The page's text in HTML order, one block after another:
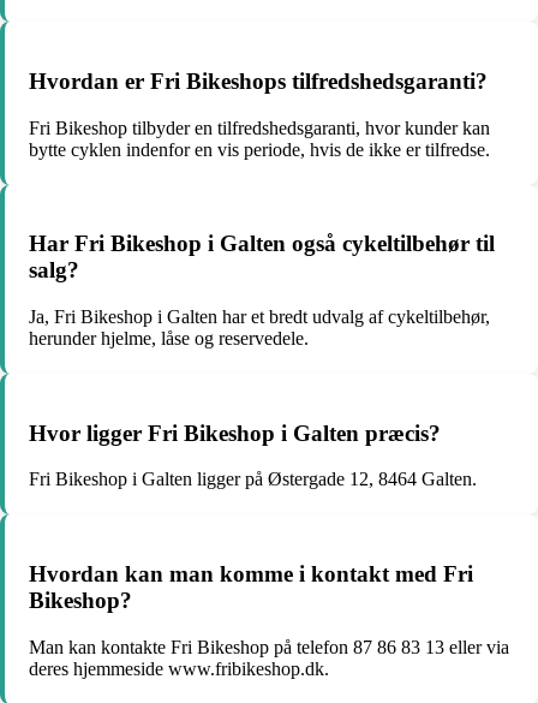
Hvordan er Fri Bikeshops tilfredshedsgaranti?
Fri Bikeshop tilbyder en tilfredshedsgaranti, hvor kunder kan
bytte cyklen indenfor en vis periode, hvis de ikke er tilfredse.
Har Fri Bikeshop i Galten også cykeltilbehør til
salg?
Ja, Fri Bikeshop i Galten har et bredt udvalg af cykeltilbehør,
herunder hjelme, låse og reservedele.
Hvor ligger Fri Bikeshop i Galten præcis?
Fri Bikeshop i Galten ligger på Østergade 12, 8464 Galten.
Hvordan kan man komme i kontakt med Fri
Bikeshop?
Man kan kontakte Fri Bikeshop på telefon 87 86 83 13 eller via
deres hjemmeside www.fribikeshop.dk.